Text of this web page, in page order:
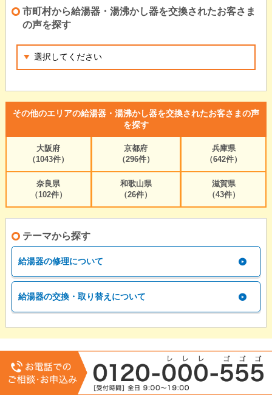
市町村から給湯器・湯沸かし器を交換されたお客さま
の声を探す
その他のエリアの給湯器・湯沸かし器を交換されたお客さまの声
を探す
大阪府
（1043件）
京都府
（296件）
兵庫県
（642件）
奈良県
（102件）
和歌山県
（26件）
滋賀県
（43件）
テーマから探す
給湯器の修理について
給湯器の交換・取り替えについて